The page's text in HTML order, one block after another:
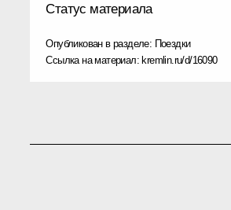
Статус материала
Опубликован в разделе: Поездки
Ссылка на материал: kremlin.ru/d/16090